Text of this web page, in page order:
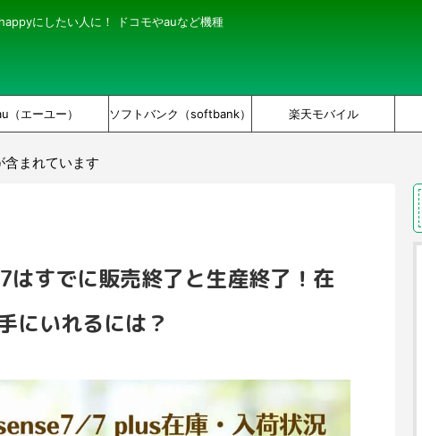
にしたい人に！ ドコモやauなど機種
（エーユー） ソフトバンク（softbank） 楽天モバイル
含まれています
はすでに販売終了と生産終了！在
にいれるには？